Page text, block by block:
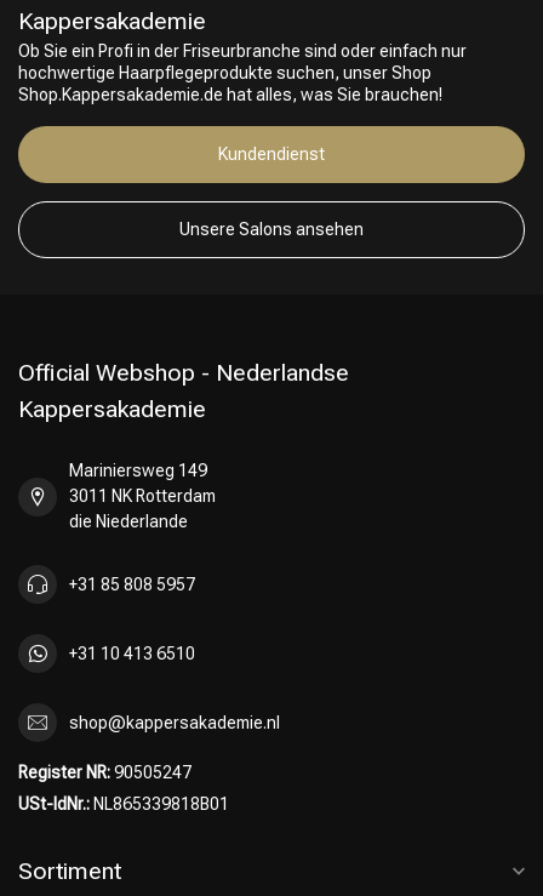
Friseurwahl
Kappersakademie
Ob Sie ein Profi in der Friseurbranche sind oder einfach nur
hochwertige Haarpflegeprodukte suchen, unser Shop
Shop.Kappersakademie.de hat alles, was Sie brauchen!
Kundendienst
Unsere Salons ansehen
Official Webshop - Nederlandse
Kappersakademie
Mariniersweg 149
3011 NK Rotterdam
die Niederlande
+31 85 808 5957
+31 10 413 6510
shop@kappersakademie.nl
Register NR:90505247
USt-IdNr.: NL865339818B01
Sortiment